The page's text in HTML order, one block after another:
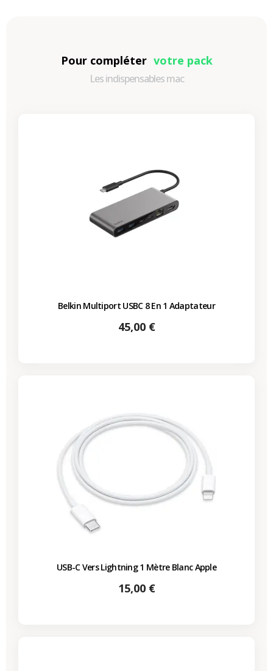
Pour compléter votre pack
Les indispensables mac
Belkin Multiport USBC 8 En 1 Adaptateur
Prix
45,00 €
USB-C Vers Lightning 1 Mètre Blanc Apple
Prix
15,00 €